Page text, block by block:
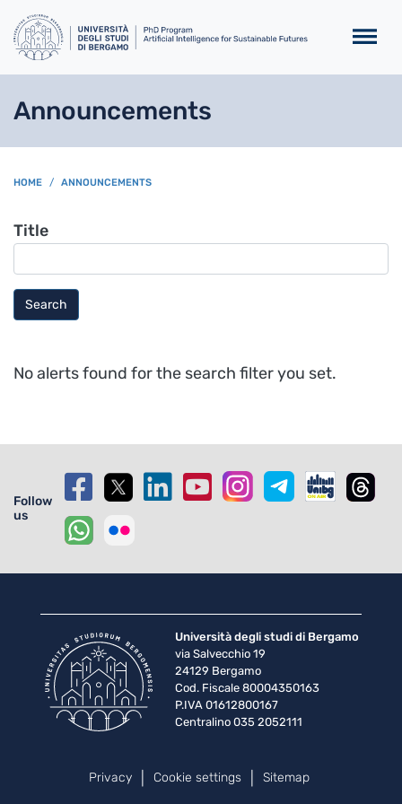
Announcements
BREADCRUMB
HOME ANNOUNCEMENTS
Title
Search
No alerts found for the search filter you set.
Follow
us
Università degli studi di Bergamo
via Salvecchio 19
24129 Bergamo
Cod. Fiscale 80004350163
P.IVA 01612800167
Centralino 035 2052111
Piè di pagina
Privacy Cookie settings Sitemap